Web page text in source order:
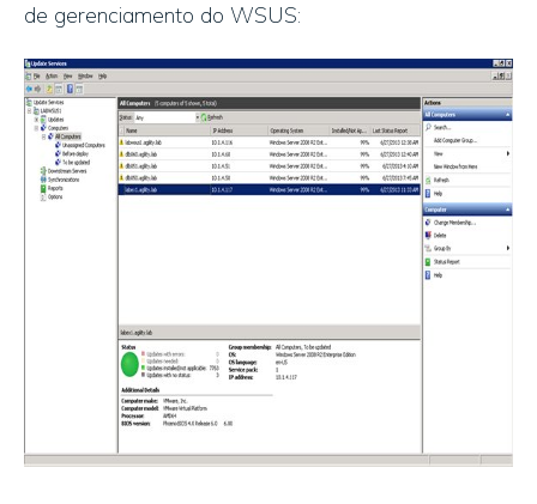
de gerenciamento do WSUS: